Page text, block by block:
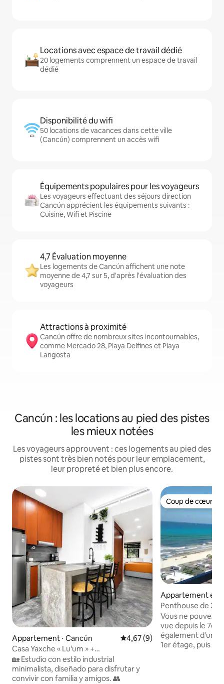
Locations avec espace de travail dédié
20 logements comprennent un espace de travail
dédié
Disponibilité du wifi
50 locations de vacances dans cette ville
(Cancún) comprennent un accès wifi
Équipements populaires pour les voyageurs
Les voyageurs effectuant des séjours direction
Cancún apprécient les équipements suivants :
Cuisine, Wifi et Piscine
4,7 Évaluation moyenne
Les logements de Cancún affichent une note
moyenne de 4,7 sur 5, d'après l'évaluation des
voyageurs
Attractions à proximité
Cancún offre de nombreux sites incontournables,
comme Mercado 28, Playa Delfines et Playa
Langosta
Cancún : les locations au pied des pistes
les mieux notées
Les voyageurs approuvent : ces logements au pied des
pistes sont très bien notés pour leur emplacement,
leur propreté et bien plus encore.
Appartement ⋅ Cancún Évaluation moyenne sur la
4,67 (9)
Casa Yaxche « Lu'um » +
Transport/kayak
🏡 Estudio con estilo industrial
minimalista, diseñado para disfrutar y
convivir con familia y amigos. 👥
Coup de cœur
Coup de cœur
Appartement en
Zona Hotelera
Penthouse de 2
mer de style
Vous ne pouvez
vue depuis le 7e
également d'un
1er étage, puis